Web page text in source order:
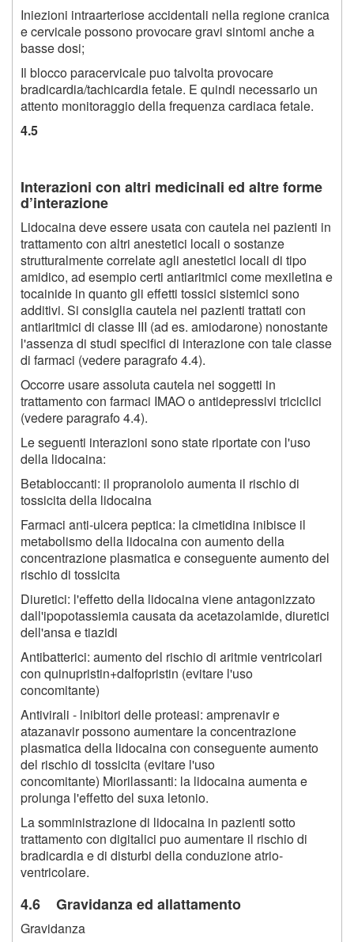
Iniezioni intraarteriose accidentali nella regione cranica
e cervicale possono provocare gravi sintomi anche a
basse dosi;
Il blocco paracervicale puo talvolta provocare
bradicardia/tachicardia fetale. E quindi necessario un
attento monitoraggio della frequenza cardiaca fetale.
4.5
Interazioni con altri medicinali ed altre forme
d’interazione
Lidocaina deve essere usata con cautela nei pazienti in
trattamento con altri anestetici locali o sostanze
strutturalmente correlate agli anestetici locali di tipo
amidico, ad esempio certi antiaritmici come mexiletina e
tocainide in quanto gli effetti tossici sistemici sono
additivi. Si consiglia cautela nei pazienti trattati con
antiaritmici di classe III (ad es. amiodarone) nonostante
l'assenza di studi specifici di interazione con tale classe
di farmaci (vedere paragrafo 4.4).
Occorre usare assoluta cautela nei soggetti in
trattamento con farmaci IMAO o antidepressivi triciclici
(vedere paragrafo 4.4).
Le seguenti interazioni sono state riportate con l'uso
della lidocaina:
Betabloccanti: il propranololo aumenta il rischio di
tossicita della lidocaina
Farmaci anti-ulcera peptica: la cimetidina inibisce il
metabolismo della lidocaina con aumento della
concentrazione plasmatica e conseguente aumento del
rischio di tossicita
Diuretici: l'effetto della lidocaina viene antagonizzato
dall'ipopotassiemia causata da acetazolamide, diuretici
dell'ansa e tiazidi
Antibatterici: aumento del rischio di aritmie ventricolari
con quinupristin+dalfopristin (evitare l'uso
concomitante)
Antivirali - lnibitori delle proteasi: amprenavir e
atazanavir possono aumentare la concentrazione
plasmatica della lidocaina con conseguente aumento
del rischio di tossicita (evitare l'uso
concomitante) Miorilassanti: la lidocaina aumenta e
prolunga l'effetto del suxa letonio.
La somministrazione di lidocaina in pazienti sotto
trattamento con digitalici puo aumentare il rischio di
bradicardia e di disturbi della conduzione atrio-
ventricolare.
4.6 Gravidanza ed allattamento
Gravidanza